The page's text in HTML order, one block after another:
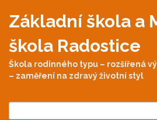
Základní škola a
škola Radostice
Škola rodinného typu – rozšířená
– zaměření na zdravý životní styl